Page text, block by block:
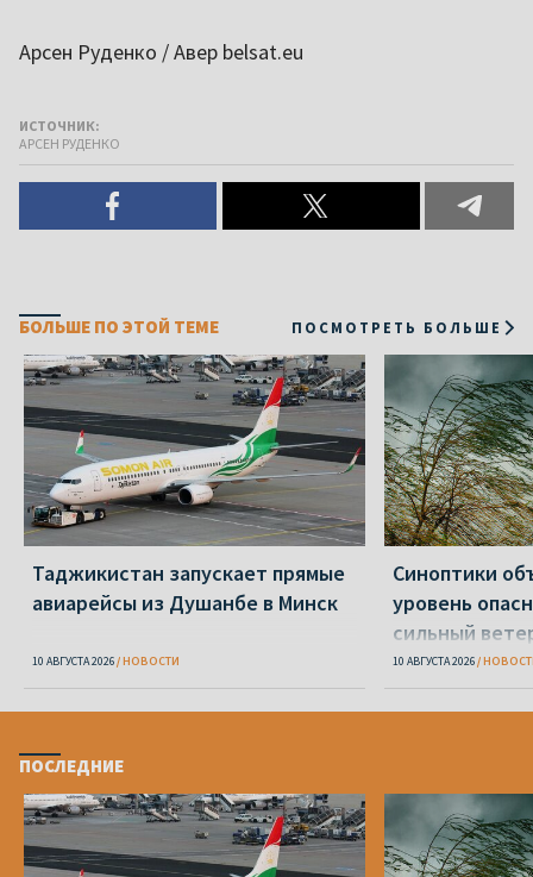
Арсен Руденко / Авер belsat.eu
ИСТОЧНИК:
АРСЕН РУДЕНКО
БОЛЬШЕ ПО ЭТОЙ ТЕМЕ ПОСМОТРЕТЬ БОЛЬШЕ
Таджикистан запускает прямые
авиарейсы из Душанбе в Минск
10 АВГУСТА 2026 НОВОСТИ
Синоптики
уровень
сильный
10 АВГУСТА 2026
ПОСЛЕДНИЕ